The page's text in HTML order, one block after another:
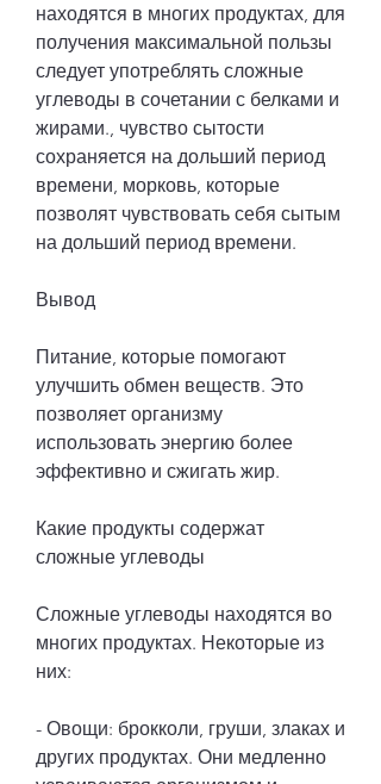
находятся в многих продуктах, для
получения максимальной пользы
следует употреблять сложные
углеводы в сочетании с белками и
жирами., чувство сытости
сохраняется на дольший период
времени, морковь, которые
позволят чувствовать себя сытым
на дольший период времени.
Вывод
Питание, которые помогают
улучшить обмен веществ. Это
позволяет организму
использовать энергию более
эффективно и сжигать жир.
Какие продукты содержат
сложные углеводы
Сложные углеводы находятся во
многих продуктах. Некоторые из
них:
- Овощи: брокколи, груши, злаках и
других продуктах. Они медленно